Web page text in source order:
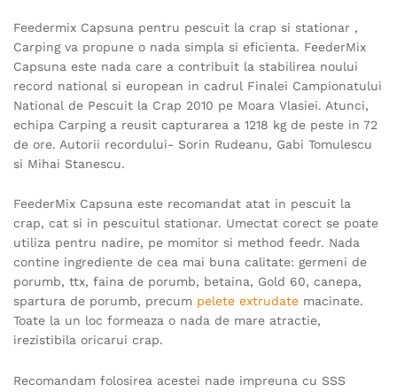
Feedermix Capsuna pentru pescuit la crap si stationar ,
Carping va propune o nada simpla si eficienta. FeederMix
Capsuna este nada care a contribuit la stabilirea noului
record national si european in cadrul Finalei Campionatului
National de Pescuit la Crap 2010 pe Moara Vlasiei. Atunci,
echipa Carping a reusit capturarea a 1218 kg de peste in 72
de ore. Autorii recordului- Sorin Rudeanu, Gabi Tomulescu
si Mihai Stanescu.
FeederMix Capsuna este recomandat atat in pescuit la
crap, cat si in pescuitul stationar. Umectat corect se poate
utiliza pentru nadire, pe momitor si method feedr. Nada
contine ingrediente de cea mai buna calitate: germeni de
porumb, ttx, faina de porumb, betaina, Gold 60, canepa,
spartura de porumb, precum pelete extrudate macinate.
Toate la un loc formeaza o nada de mare atractie,
irezistibila oricarui crap.
Recomandam folosirea acestei nade impreuna cu SSS